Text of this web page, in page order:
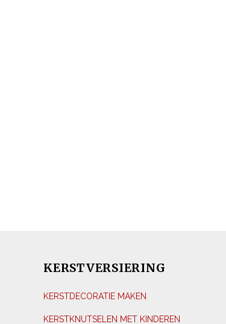
KERSTVERSIERING
KERSTDECORATIE MAKEN
KERSTKNUTSELEN MET KINDEREN